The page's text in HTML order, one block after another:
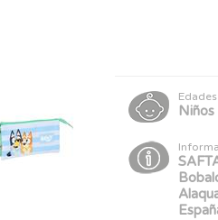
Edades
Niños